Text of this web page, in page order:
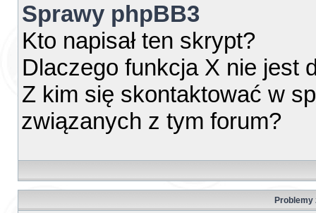
Sprawy phpBB3
Kto napisał ten skrypt?
Dlaczego funkcja X nie jest
Z kim się skontaktować w
związanych z tym forum?
Problemy